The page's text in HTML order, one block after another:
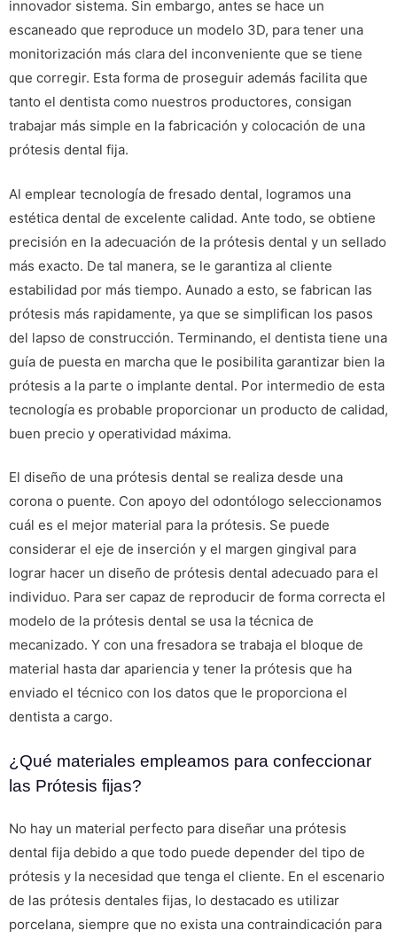
innovador sistema. Sin embargo, antes se hace un
escaneado que reproduce un modelo 3D, para tener una
monitorización más clara del inconveniente que se tiene
que corregir. Esta forma de proseguir además facilita que
tanto el dentista como nuestros productores, consigan
trabajar más simple en la fabricación y colocación de una
prótesis dental fija.
Al emplear tecnología de fresado dental, logramos una
estética dental de excelente calidad. Ante todo, se obtiene
precisión en la adecuación de la prótesis dental y un sellado
más exacto. De tal manera, se le garantiza al cliente
estabilidad por más tiempo. Aunado a esto, se fabrican las
prótesis más rapidamente, ya que se simplifican los pasos
del lapso de construcción. Terminando, el dentista tiene una
guía de puesta en marcha que le posibilita garantizar bien la
prótesis a la parte o implante dental. Por intermedio de esta
tecnología es probable proporcionar un producto de calidad,
buen precio y operatividad máxima.
El diseño de una prótesis dental se realiza desde una
corona o puente. Con apoyo del odontólogo seleccionamos
cuál es el mejor material para la prótesis. Se puede
considerar el eje de inserción y el margen gingival para
lograr hacer un diseño de prótesis dental adecuado para el
individuo. Para ser capaz de reproducir de forma correcta el
modelo de la prótesis dental se usa la técnica de
mecanizado. Y con una fresadora se trabaja el bloque de
material hasta dar apariencia y tener la prótesis que ha
enviado el técnico con los datos que le proporciona el
dentista a cargo.
¿Qué materiales empleamos para confeccionar
las Prótesis fijas?
No hay un material perfecto para diseñar una prótesis
dental fija debido a que todo puede depender del tipo de
prótesis y la necesidad que tenga el cliente. En el escenario
de las prótesis dentales fijas, lo destacado es utilizar
porcelana, siempre que no exista una contraindicación para